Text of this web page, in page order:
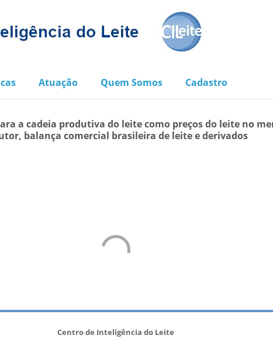
Atuação Quem Somos Cadastro
a cadeia produtiva do leite como preços do leite no
balança comercial brasileira de leite e derivados
Centro de Inteligência do Leite